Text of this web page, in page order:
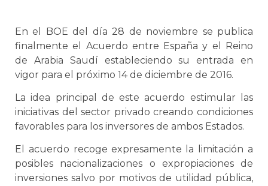
En el BOE del día 28 de noviembre se publica
finalmente el Acuerdo entre España y el Reino
de Arabia Saudí estableciendo su entrada en
vigor para el próximo 14 de diciembre de 2016.
La idea principal de este acuerdo estimular las
iniciativas del sector privado creando condiciones
favorables para los inversores de ambos Estados.
El acuerdo recoge expresamente la limitación a
posibles nacionalizaciones o expropiaciones de
inversiones salvo por motivos de utilidad pública,